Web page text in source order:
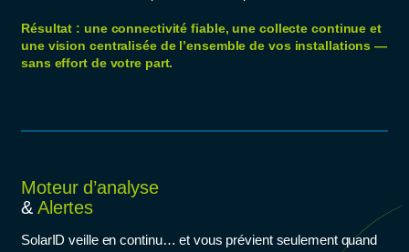
Résultat : une connectivité fiable, une collecte continue et
une vision centralisée de l’ensemble de vos installations —
sans effort de votre part.
Moteur d’analyse
&Alertes
SolarID veille en continu… et vous prévient seulement quand